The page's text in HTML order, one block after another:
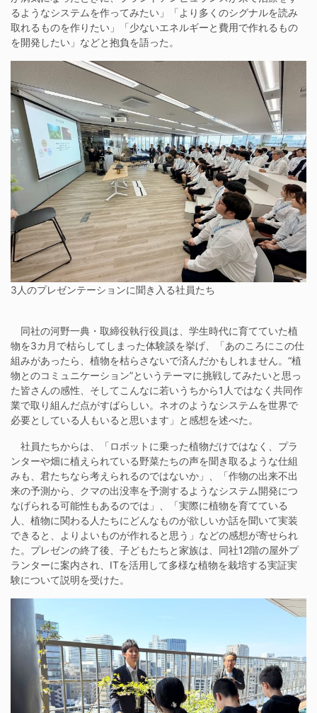
るようなシステムを作ってみたい」「より多くのシグナルを読み
取れるものを作りたい」「少ないエネルギーと費用で作れるもの
を開発したい」などと抱負を語った。
3人のプレゼンテーションに聞き入る社員たち
同社の河野一典・取締役執行役員は、学生時代に育てていた植
物を3カ月で枯らしてしまった体験談を挙げ、「あのころにこの仕
組みがあったら、植物を枯らさないで済んだかもしれません。“植
物とのコミュニケーション”というテーマに挑戦してみたいと思っ
た皆さんの感性、そしてこんなに若いうちから1人ではなく共同作
業で取り組んだ点がすばらしい。ネオのようなシステムを世界で
必要としている人もいると思います」と感想を述べた。
社員たちからは、「ロボットに乗った植物だけではなく、プラ
ンターや畑に植えられている野菜たちの声を聞き取るような仕組
みも、君たちなら考えられるのではないか」、「作物の出来不出
来の予測から、クマの出没率を予測するようなシステム開発につ
なげられる可能性もあるのでは」、「実際に植物を育てている
人、植物に関わる人たちにどんなものが欲しいか話を聞いて実装
できると、よりよいものが作れると思う」などの感想が寄せられ
た。プレゼンの終了後、子どもたちと家族は、同社12階の屋外プ
ランターに案内され、ITを活用して多様な植物を栽培する実証実
験について説明を受けた。